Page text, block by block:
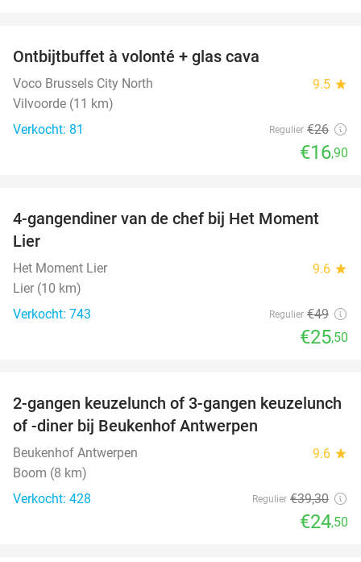
Ontbijtbuffet à volonté + glas cava
Voco Brussels City North 9.5 star
Vilvoorde (11 km)
Verkocht: 81
Regulier €26
€16,90
48%
4-gangendiner van de chef bij Het Moment
Lier
Het Moment Lier 9.6 star
Lier (10 km)
Verkocht: 743
Regulier €49
€25,50
38%
2-gangen keuzelunch of 3-gangen keuzelunch
of -diner bij Beukenhof Antwerpen
Beukenhof Antwerpen 9.6 star
Boom (8 km)
Verkocht: 428
Regulier €39,30
€24,50